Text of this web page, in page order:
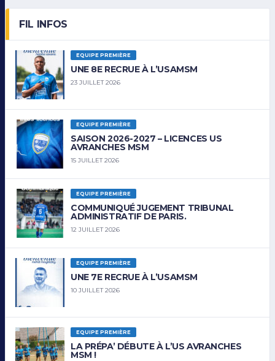
FIL INFOS
EQUIPE PREMIÈRE
UNE 8E RECRUE À L’USAMSM
23 JUILLET 2026
EQUIPE PREMIÈRE
SAISON 2026-2027 – LICENCES US
AVRANCHES MSM
15 JUILLET 2026
EQUIPE PREMIÈRE
COMMUNIQUÉ JUGEMENT TRIBUNAL
ADMINISTRATIF DE PARIS.
12 JUILLET 2026
EQUIPE PREMIÈRE
UNE 7E RECRUE À L’USAMSM
10 JUILLET 2026
EQUIPE PREMIÈRE
LA PRÉPA’ DÉBUTE À L’US AVRANCHES
MSM !